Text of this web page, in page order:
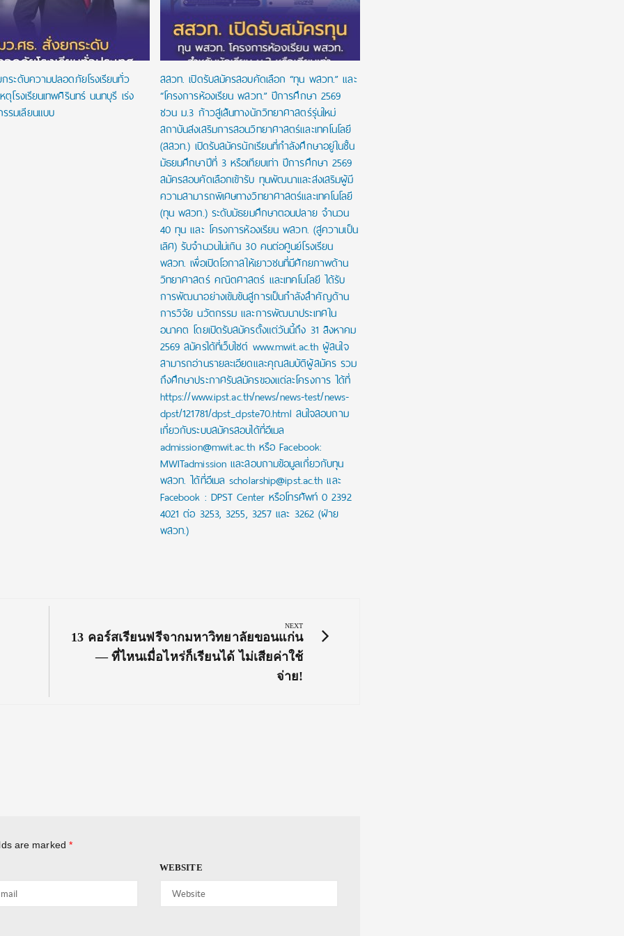
ระดับความปลอดภัยโรงเรียนทั่ว
ตุโรงเรียนเทพศิรินทร์ นนทบุรี เร่ง
รมเลียนแบบ
สสวท. เปิดรับสมัครสอบคัดเลือก “ทุน พสวท.” และ
“โครงการห้องเรียน พสวท.” ปีการศึกษา 2569
ชวน ม.3 ก้าวสู่เส้นทางนักวิทยาศาสตร์รุ่นใหม่
สถาบันส่งเสริมการสอนวิทยาศาสตร์และเทคโนโลยี
(สสวท.) เปิดรับสมัครนักเรียนที่กำลังศึกษาอยู่ในชั้น
มัธยมศึกษาปีที่ 3 หรือเทียบเท่า ปีการศึกษา 2569
สมัครสอบคัดเลือกเข้ารับ ทุนพัฒนาและส่งเสริมผู้มี
ความสามารถพิเศษทางวิทยาศาสตร์และเทคโนโลยี
(ทุน พสวท.) ระดับมัธยมศึกษาตอนปลาย จำนวน
40 ทุน และ โครงการห้องเรียน พสวท. (สู่ความเป็น
เลิศ) รับจำนวนไม่เกิน 30 คนต่อศูนย์โรงเรียน
พสวท. เพื่อเปิดโอกาสให้เยาวชนที่มีศักยภาพด้าน
วิทยาศาสตร์ คณิตศาสตร์ และเทคโนโลยี ได้รับ
การพัฒนาอย่างเข้มข้นสู่การเป็นกำลังสำคัญด้าน
การวิจัย นวัตกรรม และการพัฒนาประเทศใน
อนาคต โดยเปิดรับสมัครตั้งแต่วันนี้ถึง 31 สิงหาคม
2569 สมัครได้ที่เว็บไซต์ www.mwit.ac.th ผู้สนใจ
สามารถอ่านรายละเอียดและคุณสมบัติผู้สมัคร รวม
ถึงศึกษาประกาศรับสมัครของแต่ละโครงการ ได้ที่
https://www.ipst.ac.th/news/news-test/news-
dpst/121781/dpst_dpste70.html สนใจสอบถาม
เกี่ยวกับระบบสมัครสอบได้ที่อีเมล
admission@mwit.ac.th หรือ Facebook:
MWITadmission และสอบถามข้อมูลเกี่ยวกับทุน
พสวท. ได้ที่อีเมล scholarship@ipst.ac.th และ
Facebook : DPST Center หรือโทรศัพท์ 0 2392
4021 ต่อ 3253, 3255, 3257 และ 3262 (ฝ่าย
พสวท.)
NEXT
Next
Post:
13 คอร์สเรียนฟรีจากมหาวิทยาลัยขอนแก่น
— ที่ไหนเมื่อไหร่ก็เรียนได้ ไม่เสียค่าใช้
จ่าย!
are marked *
WEBSITE